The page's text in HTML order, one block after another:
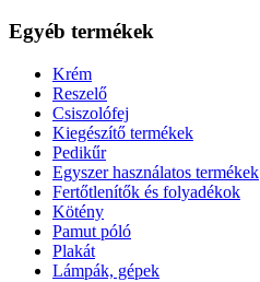
Egyéb termékek
Krém
Reszelő
Csiszolófej
Kiegészítő termékek
Pedikűr
Egyszer használatos termékek
Fertőtlenítők és folyadékok
Kötény
Pamut póló
Plakát
Lámpák, gépek